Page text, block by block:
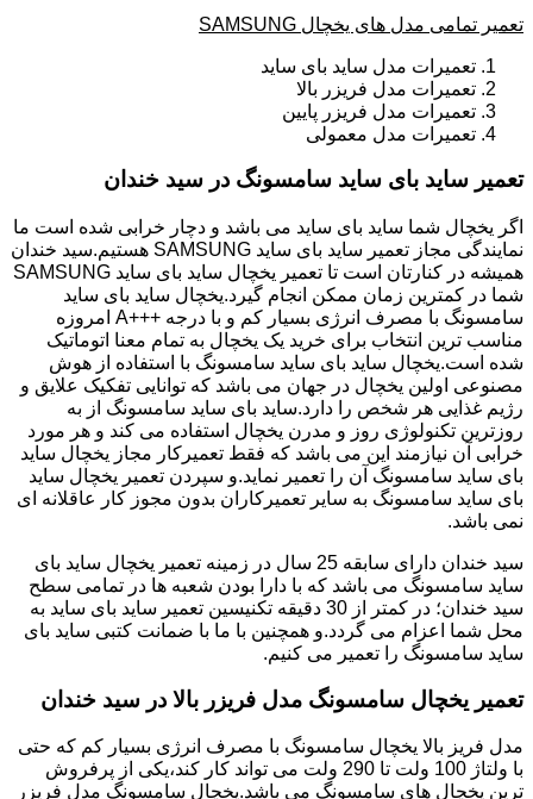
تعمیر تمامی مدل های یخچال SAMSUNG
تعمیرات مدل ساید بای ساید
تعمیرات مدل فریزر بالا
تعمیرات مدل فریزر پایین
تعمیرات مدل معمولی
تعمیر ساید بای ساید سامسونگ در سید خندان
اگر یخچال شما ساید بای ساید می باشد و دچار خرابی شده است ما
نمایندگی مجاز تعمیر ساید بای ساید SAMSUNG هستیم.سید خندان
همیشه در کنارتان است تا تعمیر یخچال ساید بای ساید SAMSUNG
شما در کمترین زمان ممکن انجام گیرد.یخچال ساید بای ساید
سامسونگ با مصرف انرژی بسیار کم و با درجه +++A امروزه
مناسب ترین انتخاب برای خرید یک یخچال به تمام معنا اتوماتیک
شده است.یخچال ساید بای ساید سامسونگ با استفاده از هوش
مصنوعی اولین یخچال در جهان می باشد که توانایی تفکیک علایق و
رژیم غذایی هر شخص را دارد.ساید بای ساید سامسونگ از به
روزترین تکنولوژی روز و مدرن یخچال استفاده می کند و هر مورد
خرابی آن نیازمند این می باشد که فقط تعمیرکار مجاز یخچال ساید
بای ساید سامسونگ آن را تعمیر نماید.و سپردن تعمیر یخچال ساید
بای ساید سامسونگ به سایر تعمیرکاران بدون مجوز کار عاقلانه ای
نمی باشد.
سید خندان دارای سابقه 25 سال در زمینه تعمیر یخچال ساید بای
ساید سامسونگ می باشد که با دارا بودن شعبه ها در تمامی سطح
سید خندان؛ در کمتر از 30 دقیقه تکنیسین تعمیر ساید بای ساید به
محل شما اعزام می گردد.و همچنین با ما با ضمانت کتبی ساید بای
ساید سامسونگ را تعمیر می کنیم.
تعمیر یخچال سامسونگ مدل فریزر بالا در سید خندان
مدل فریز بالا یخچال سامسونگ با مصرف انرژی بسیار کم که حتی
با ولتاژ 100 ولت تا 290 ولت می تواند کار کند،یکی از پرفروش
ترین یخچال های سامسونگ می باشد.یخچال سامسونگ مدل فریزر